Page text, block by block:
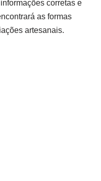
corretas e
as formas
artesanais.